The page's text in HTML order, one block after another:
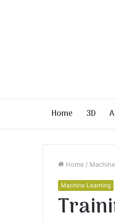
Home 3D
Home /
Machine Learning